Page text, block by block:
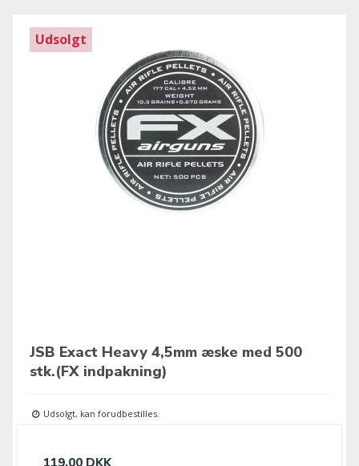
Udsolgt
JSB Exact Heavy 4,5mm æske med 500
stk.(FX indpakning)
Udsolgt, kan forudbestilles.